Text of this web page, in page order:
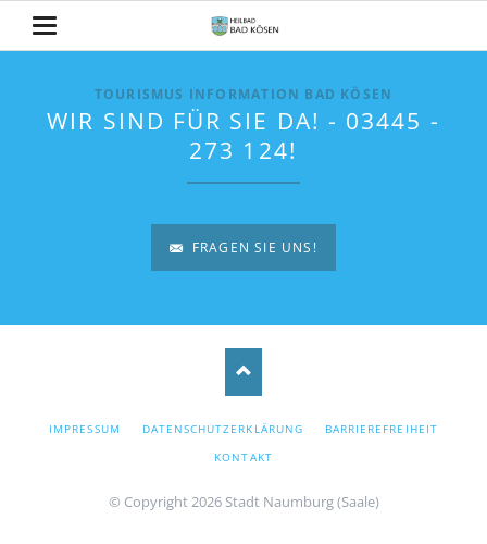
TOURISMUS INFORMATION BAD KÖSEN
WIR SIND FÜR SIE DA! - 03445 -
273 124!
FRAGEN SIE UNS!
NAVIGATION
IMPRESSUM DATENSCHUTZERKLÄRUNG
BARRIEREFREIHEIT
KONTAKT
© Copyright 2026 Stadt Naumburg (Saale)